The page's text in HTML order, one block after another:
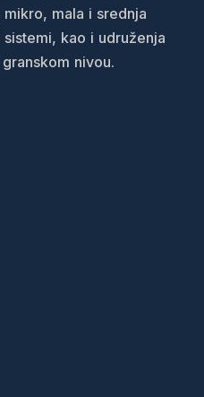
mala i srednja
kao i udruženja
nivou.